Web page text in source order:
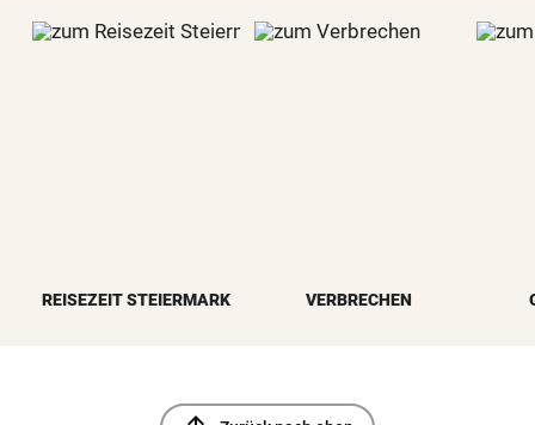
REISEZEIT STEIERMARK VERBRECHEN